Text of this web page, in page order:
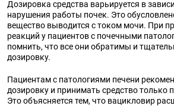
Дозировка средства варьируется в
нарушения работы почек. Это
вещество выводится с током мочи. При
реакций у пациентов с почечными
помнить, что все они обратимы и
дозировку.
Пациентам с патологиями печени
дозировку и принимать средство только
Это объясняется тем, что вацикловир